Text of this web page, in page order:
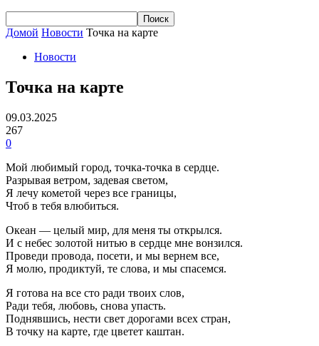
Домой Новости Точка на карте
Новости
Точка на карте
09.03.2025
267
0
Мой любимый город, точка-точка в сердце.
Разрывая ветром, задевая светом,
Я лечу кометой через все границы,
Чтоб в тебя влюбиться.
Океан — целый мир, для меня ты открылся.
И с небес золотой нитью в сердце мне вонзился.
Проведи провода, посети, и мы вернем все,
Я молю, продиктуй, те слова, и мы спасемся.
Я готова на все сто ради твоих слов,
Ради тебя, любовь, снова упасть.
Поднявшись, нести свет дорогами всех стран,
В точку на карте, где цветет каштан.